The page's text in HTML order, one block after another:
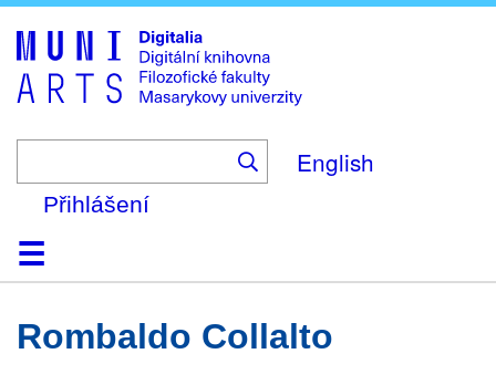
to
main
content
English
Přihlášení
DomůKolekce
Prohlížení
Vyhledávání
O platformě
Nápověda
KontaktDigitalia
Rombaldo Collalto